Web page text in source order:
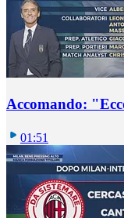
Accomando:
01:51